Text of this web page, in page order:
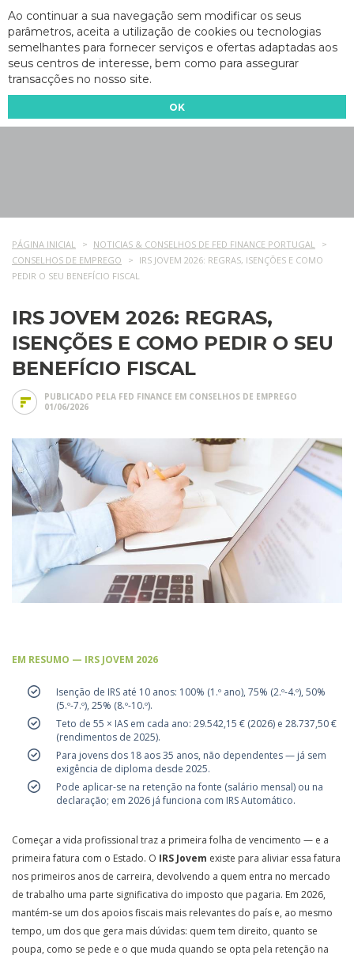
Ao continuar a sua navegação sem modificar os seus
parâmetros, aceita a utilização de cookies ou tecnologias
semelhantes para fornecer serviços e ofertas adaptadas aos
seus centros de interesse, bem como para assegurar
transacções no nosso site.
OK
PÁGINA INICIAL
NOTICIAS & CONSELHOS DE FED FINANCE PORTUGAL
CONSELHOS DE EMPREGO
IRS JOVEM 2026: REGRAS, ISENÇÕES E COMO
PEDIR O SEU BENEFÍCIO FISCAL
IRS JOVEM 2026: REGRAS,
ISENÇÕES E COMO PEDIR O SEU
BENEFÍCIO FISCAL
PUBLICADO PELA FED FINANCE EM CONSELHOS DE EMPREGO
01/06/2026
EM RESUMO — IRS JOVEM 2026
Isenção de IRS até 10 anos: 100% (1.º ano), 75% (2.º-4.º), 50%
(5.º-7.º), 25% (8.º-10.º).
Teto de 55 × IAS em cada ano: 29.542,15 € (2026) e 28.737,50 €
(rendimentos de 2025).
Para jovens dos 18 aos 35 anos, não dependentes — já sem
exigência de diploma desde 2025.
Pode aplicar-se na retenção na fonte (salário mensal) ou na
declaração; em 2026 já funciona com IRS Automático.
Começar a vida profissional traz a primeira folha de vencimento — e a
primeira fatura com o Estado. O IRS Jovem existe para aliviar essa fatura
nos primeiros anos de carreira, devolvendo a quem entra no mercado
de trabalho uma parte significativa do imposto que pagaria. Em 2026,
mantém-se um dos apoios fiscais mais relevantes do país e, ao mesmo
tempo, um dos que gera mais dúvidas: quem tem direito, quanto se
poupa, como se pede e o que muda quando se opta pela retenção na